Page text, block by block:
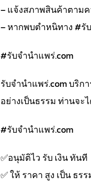
– แจ้งสภาพสินค้าตาม
– หากพบตำหนิทาง #รั
#รับจํานําแพร่.com
รับจํานําแพร่.com บริก
อย่างเป็นธรรม ท่านจ
#รับจํานําแพร่.com
✅️อนุมัติไว รับ เงิน ทันที
✅️ ให้ ราคา สูง เป็น ธรร